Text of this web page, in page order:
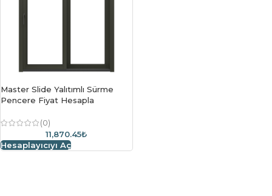
Master Slide Yalıtımlı Sürme
Pencere Fiyat Hesapla
(0)
11,870.45₺
Hesaplayıcıyı Aç